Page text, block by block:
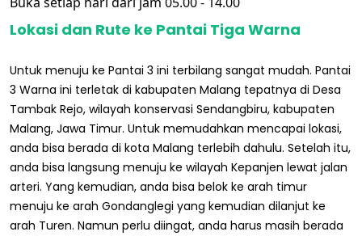
Lokasi dan Rute ke Pantai Tiga Warna
Untuk menuju ke Pantai 3 ini terbilang sangat mudah. Pantai
3 Warna ini terletak di kabupaten Malang tepatnya di Desa
Tambak Rejo, wilayah konservasi Sendangbiru, kabupaten
Malang, Jawa Timur. Untuk memudahkan mencapai lokasi,
anda bisa berada di kota Malang terlebih dahulu. Setelah itu,
anda bisa langsung menuju ke wilayah Kepanjen lewat jalan
arteri. Yang kemudian, anda bisa belok ke arah timur
menuju ke arah Gondanglegi yang kemudian dilanjut ke
arah Turen. Namun perlu diingat, anda harus masih berada